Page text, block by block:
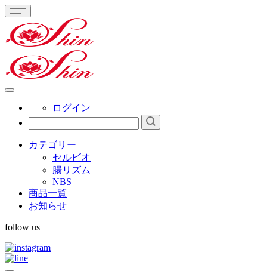
ログイン
カテゴリー
セルビオ
腸リズム
NBS
商品一覧
お知らせ
follow us